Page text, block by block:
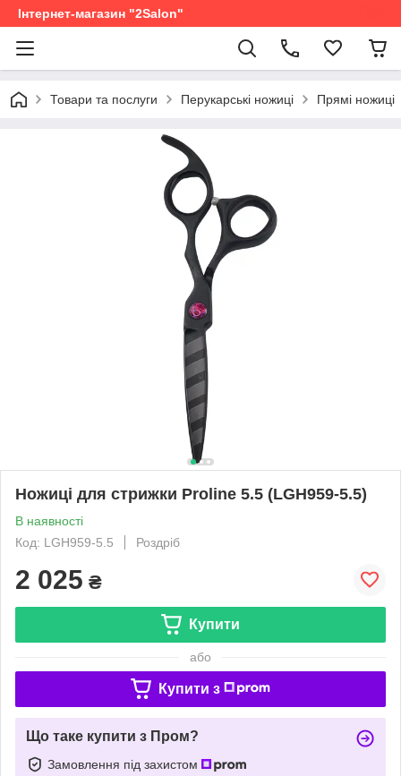
Інтернет-магазин "2Salon"
Товари та послуги Перукарські ножиці Прямі ножиці
Ножиці для стрижки Proline 5.5 (LGH959-5.5)
В наявності
Код: LGH959-5.5
Роздріб
2 025 ₴
Купити
або
Купити з
Що таке купити з Пром?
Замовлення під захистом